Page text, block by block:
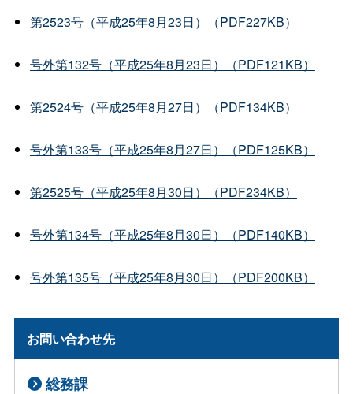
第2523号（平成25年8月23日）（PDF227KB）
号外第132号（平成25年8月23日）（PDF121KB）
第2524号（平成25年8月27日）（PDF134KB）
号外第133号（平成25年8月27日）（PDF125KB）
第2525号（平成25年8月30日）（PDF234KB）
号外第134号（平成25年8月30日）（PDF140KB）
号外第135号（平成25年8月30日）（PDF200KB）
お問い合わせ先
総務課